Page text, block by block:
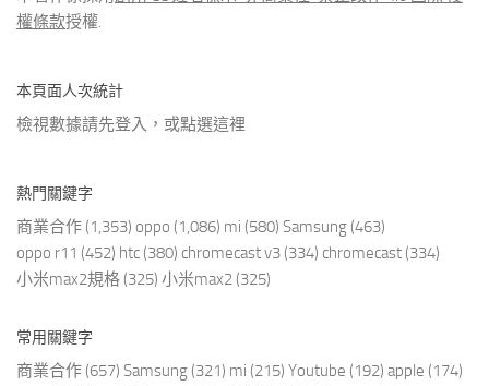
權條款授權.
本頁面人次統計
檢視數據請先登入，或點選這裡
熱門關鍵字
商業合作 (1,353) oppo (1,086) mi (580) Samsung (463)
oppo r11 (452) htc (380) chromecast v3 (334) chromecast (334)
小米max2規格 (325) 小米max2 (325)
常用關鍵字
商業合作 (657) Samsung (321) mi (215) Youtube (192) apple (174)